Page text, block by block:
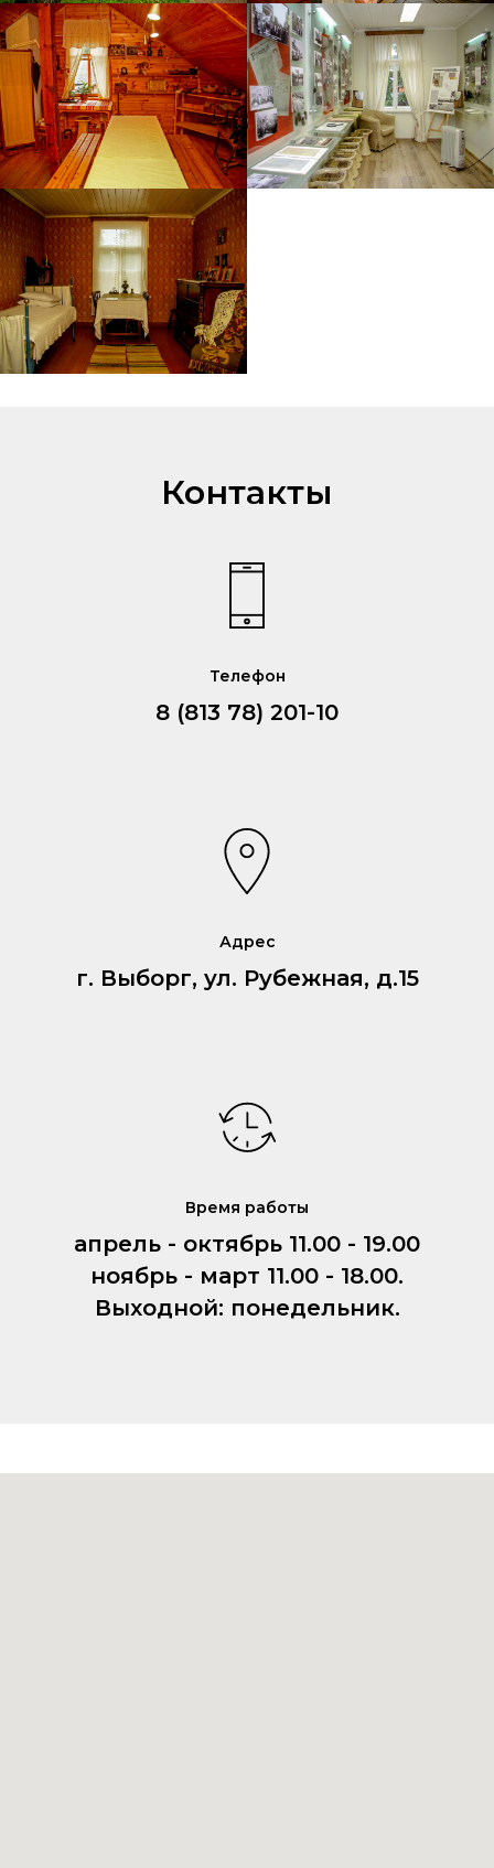
Контакты
Телефон
8 (813 78) 201-10
Адрес
г. Выборг, ул. Рубежная, д.15
Время работы
апрель - октябрь 11.00 - 19.00
ноябрь - март 11.00 - 18.00.
Выходной: понедельник.